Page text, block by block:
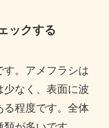
ックする
。アメフラシは
なく、表面に波
る程度です。全体